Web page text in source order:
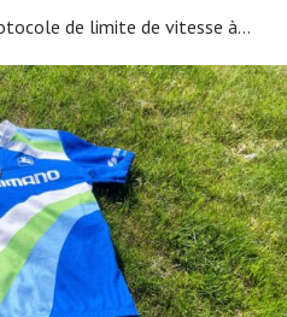
de limite de vitesse à...